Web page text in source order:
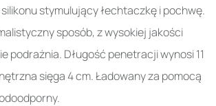
stymulujący łechtaczkę i pochwę.
sposób, z wysokiej jakości
podrażnia. Długość penetracji wynosi 11
sięga 4 cm. Ładowany za pomocą